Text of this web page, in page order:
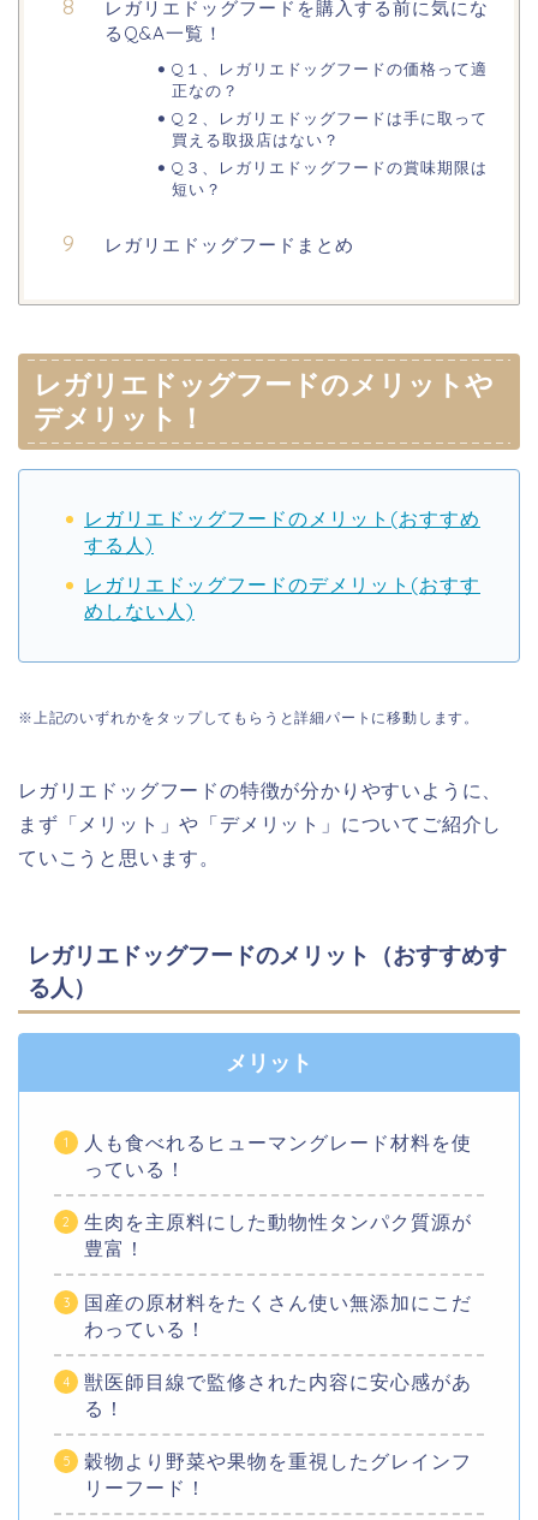
レガリエドッグフードを購入する前に気にな
るQ&A一覧！
Q１、レガリエドッグフードの価格って適
正なの？
Q２、レガリエドッグフードは手に取って
買える取扱店はない？
Q３、レガリエドッグフードの賞味期限は
短い？
レガリエドッグフードまとめ
レガリエドッグフードのメリットや
デメリット！
レガリエドッグフードのメリット(おすすめ
する人)
レガリエドッグフードのデメリット(おすす
めしない人)
※上記のいずれかをタップしてもらうと詳細パートに移動します。
レガリエドッグフードの特徴が分かりやすいように、
まず「メリット」や「デメリット」についてご紹介し
ていこうと思います。
レガリエドッグフードのメリット（おすすめす
る人）
メリット
人も食べれるヒューマングレード材料を使
っている！
生肉を主原料にした動物性タンパク質源が
豊富！
国産の原材料をたくさん使い無添加にこだ
わっている！
獣医師目線で監修された内容に安心感があ
る！
穀物より野菜や果物を重視したグレインフ
リーフード！